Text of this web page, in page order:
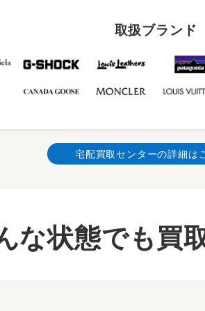
取扱ブランド
宅配買取センターの詳細は
な状態でも買